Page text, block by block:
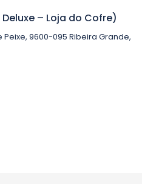
– Loja do Cofre)
9600-095 Ribeira Grande,